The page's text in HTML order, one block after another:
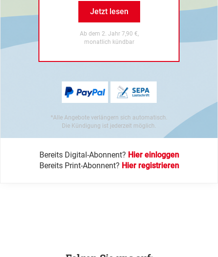
Jetzt lesen
Ab dem 2. Jahr 7,90 €,
monatlich kündbar
*Alle Angebote verlängern sich automatisch.
Die Kündigung ist jederzeit möglich.
Bereits Digital-Abonnent? Hier einloggen
Bereits Print-Abonnent? Hier registrieren